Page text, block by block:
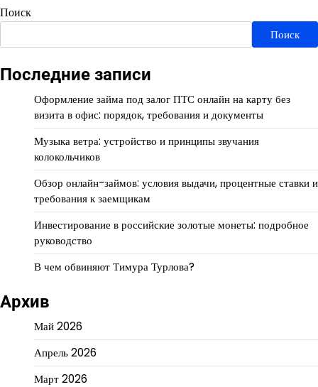
Поиск
Поиск
Последние записи
Оформление займа под залог ПТС онлайн на карту без
визита в офис: порядок, требования и документы
Музыка ветра: устройство и принципы звучания
колокольчиков
Обзор онлайн-займов: условия выдачи, процентные ставки и
требования к заемщикам
Инвестирование в российские золотые монеты: подробное
руководство
В чем обвиняют Тимура Турлова?
Архив
Май 2026
Апрель 2026
Март 2026